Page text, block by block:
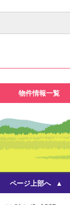
物件情報一覧
ページ上部へ